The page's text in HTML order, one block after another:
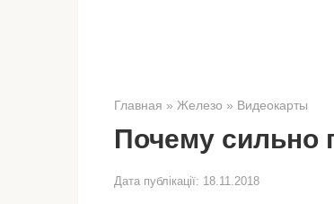
Главная » Железо » Видеокарты
Почему сильно
Дата публікації: 18.11.2018